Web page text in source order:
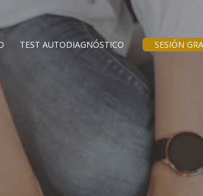
TEST AUTODIAGNÓSTICO SESIÓN